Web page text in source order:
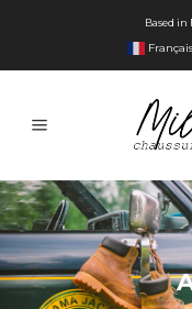
Based in
Français